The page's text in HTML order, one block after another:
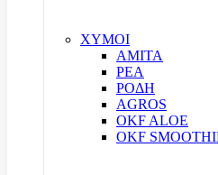
ΧΥΜΟΙ
ΑΜΙΤΑ
ΡΕΑ
ΡΟΔΗ
AGROS
OKF ALOE
OKF